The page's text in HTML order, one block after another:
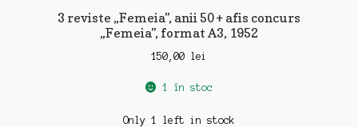
3 reviste „Femeia”, anii 50 + afis concurs
„Femeia”, format A3, 1952
150,00 lei
1 în stoc
Only 1 left in stock